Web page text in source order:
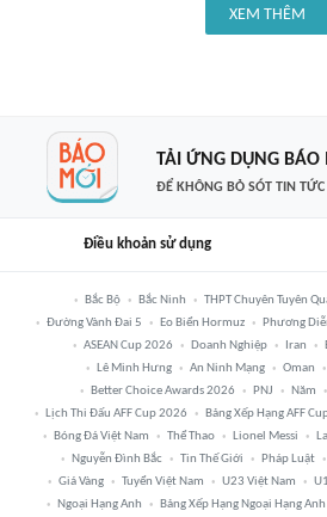
XEM THÊM
TẢI ỨNG DỤNG BÁO
ĐỂ KHÔNG BỎ SÓT TIN TỨC
Điều khoản sử dụng
Bắc Bộ Bắc Ninh THPT Chuyên Tuyên
Đường Vành Đai 5
Eo Biển Hormuz Phương
ASEAN Cup 2026
Doanh Nghiệp Iran
Lê Minh Hưng
An Ninh Mạng Oman
Better Choice Awards 2026
PNJ Năm
Lịch Thi Đấu AFF Cup 2026
Bảng Xếp Hạng AFF
Bóng Đá Việt Nam
Thể Thao Lionel Messi
Nguyễn Đình Bắc
Tin Thế Giới Pháp Luật
Giá Vàng
Tuyển Việt Nam U23 Việt Nam
Ngoại Hạng Anh
Bảng Xếp Hạng Ngoại Hạng Anh